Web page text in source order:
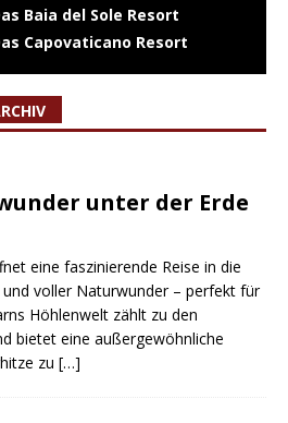
Baia del Sole Resort
Capovaticano Resort
unter der Erde
eine faszinierende Reise in die
voller Naturwunder – perfekt für
Höhlenwelt zählt zu den
bietet eine außergewöhnliche
zu […]